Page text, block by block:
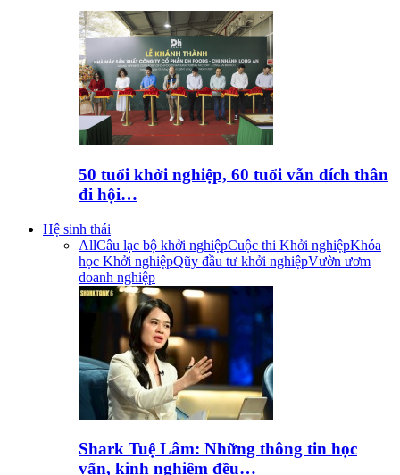
50 tuổi khởi nghiệp, 60 tuổi vẫn đích thân
đi hội…
Hệ sinh thái
AllCâu lạc bộ khởi nghiệpCuộc thi Khởi nghiệpKhóa
học Khởi nghiệpQũy đầu tư khởi nghiệpVườn ươm
doanh nghiệp
Shark Tuệ Lâm: Những thông tin học
vấn, kinh nghiệm đều…